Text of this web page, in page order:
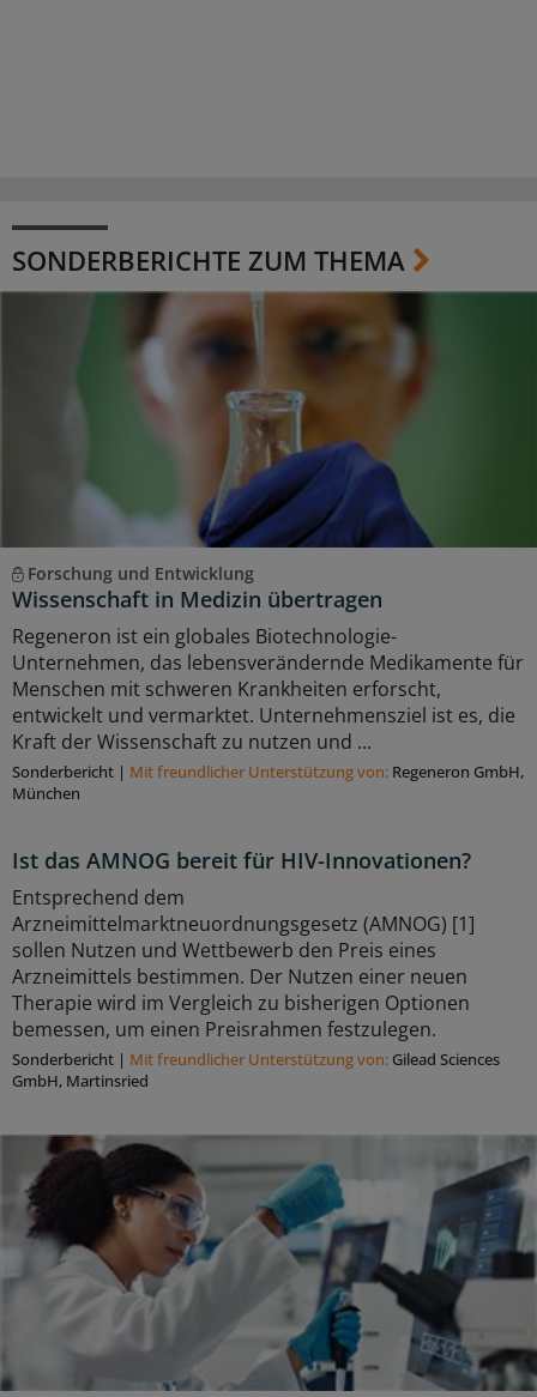
SONDERBERICHTE ZUM THEMA
Forschung und Entwicklung
Wissenschaft in Medizin übertragen
Regeneron ist ein globales Biotechnologie-
Unternehmen, das lebensverändernde Medikamente für
Menschen mit schweren Krankheiten erforscht,
entwickelt und vermarktet. Unternehmensziel ist es, die
Kraft der Wissenschaft zu nutzen und ...
Sonderbericht | Mit freundlicher Unterstützung von: Regeneron GmbH,
München
Ist das AMNOG bereit für HIV-Innovationen?
Entsprechend dem
Arzneimittelmarktneuordnungsgesetz (AMNOG) [1]
sollen Nutzen und Wettbewerb den Preis eines
Arzneimittels bestimmen. Der Nutzen einer neuen
Therapie wird im Vergleich zu bisherigen Optionen
bemessen, um einen Preisrahmen festzulegen.
Sonderbericht | Mit freundlicher Unterstützung von: Gilead Sciences
GmbH, Martinsried